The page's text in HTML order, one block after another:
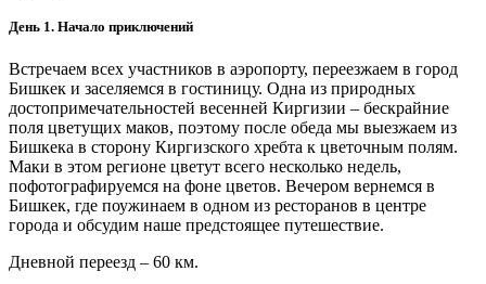
День 1. Начало приключений
Встречаем всех участников в аэропорту, переезжаем в город
Бишкек и заселяемся в гостиницу. Одна из природных
достопримечательностей весенней Киргизии – бескрайние
поля цветущих маков, поэтому после обеда мы выезжаем из
Бишкека в сторону Киргизского хребта к цветочным полям.
Маки в этом регионе цветут всего несколько недель,
пофотографируемся на фоне цветов. Вечером вернемся в
Бишкек, где поужинаем в одном из ресторанов в центре
города и обсудим наше предстоящее путешествие.
Дневной переезд – 60 км.